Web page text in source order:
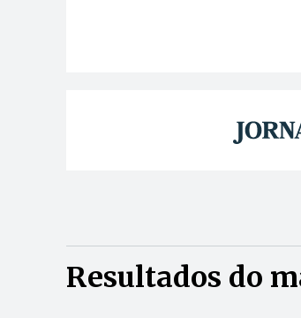
Resultados do